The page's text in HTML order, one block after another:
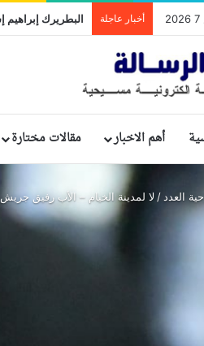
أخبار عاجلة
أهم الاخبار مقالات مختارة
العدد / لا لمدينة الخيام – الأب رفيق جريش